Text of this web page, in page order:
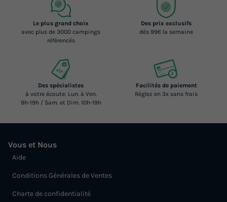
Le plus grand choix
avec plus de 3000 campings
référencés
Des prix exclusifs
dès 99€ la semaine
Des spécialistes
à votre écoute: Lun. à Ven.
9h-19h / Sam. et Dim. 10h-19h
Facilités de paiement
Réglez en 3x sans frais
Vous et Nous
Aide
Conditions Générales de Ventes
Charte de confidentialité